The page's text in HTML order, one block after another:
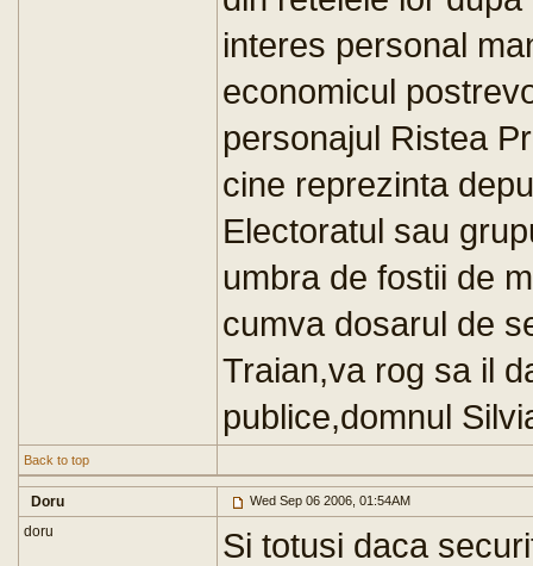
interes personal
economicul
personajul Ristea
cine reprezinta
Electoratul sau
umbra de fostii de
cumva dosarul de
Traian,va rog sa il
publice,domnul
Back to top
Doru Wed Sep 06 2006, 01:54AM
doru
Si totusi daca